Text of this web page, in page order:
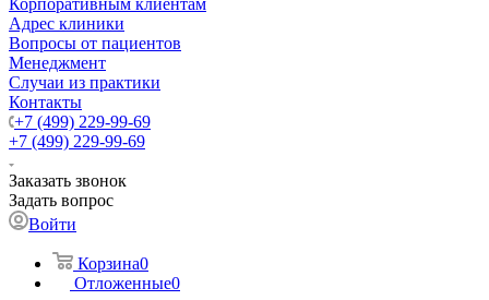
Корпоративным клиентам
Адрес клиники
Вопросы от пациентов
Менеджмент
Случаи из практики
Контакты
+7 (499) 229-99-69
+7 (499) 229-99-69
Заказать звонок
Задать вопрос
Войти
Корзина0
Отложенные0